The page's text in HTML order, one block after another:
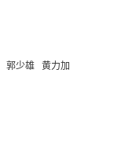
郭少雄
黄力加